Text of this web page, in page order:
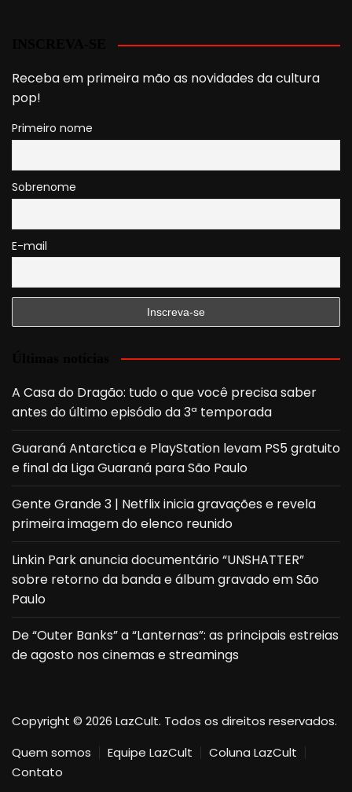
Receba em primeira mão as novidades da cultura
pop!
Primeiro nome
Sobrenome
E-mail
A Casa do Dragão: tudo o que você precisa saber
antes do último episódio da 3ª temporada
Guaraná Antarctica e PlayStation levam PS5 gratuito
e final da Liga Guaraná para São Paulo
Gente Grande 3 | Netflix inicia gravações e revela
primeira imagem do elenco reunido
Linkin Park anuncia documentário “UNSHATTER”
sobre retorno da banda e álbum gravado em São
Paulo
De “Outer Banks” a “Lanternas”: as principais estreias
de agosto nos cinemas e streamings
Copyright © 2026 LazCult. Todos os direitos reservados.
Quem somos
Equipe LazCult
Coluna LazCult
Contato